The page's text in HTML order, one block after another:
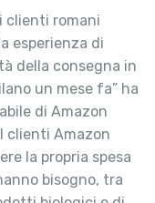
clienti romani
esperienza di
della consegna in
un mese fa” ha
di Amazon
clienti Amazon
la propria spesa
bisogno, tra